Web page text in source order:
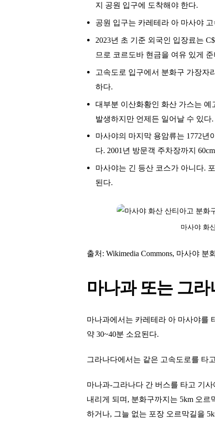
지 공원 입구에 도착해야 한다.
공원 입구는 카레테라 아 마사야
2023년 초 기준 외국인 입장료는
므로 코르도바 현금을 여유 있게
고속도로 입구에서 분화구 가장자
하다.
대부분 이산화황인 화산 가스는
발생하지만 언제든 일어날 수 있다.
마사야의 마지막 용암류는 1772년
다. 2001년 방문객 주차장까지
마사야는 긴 등산 코스가 아니다.
된다.
마사야 화
출처: Wikimedia Commons, 마사야 분
마나과 또는 그
마나과에서는 카레테라 아 마사야를
약 30~40분 소요된다.
그라나다에서는 같은 고속도로를 타
마나과-그라나다 간 버스를 타고 기사
내리게 되며, 분화구까지는 5km 오
하거나, 그늘 없는 포장 오르막길을